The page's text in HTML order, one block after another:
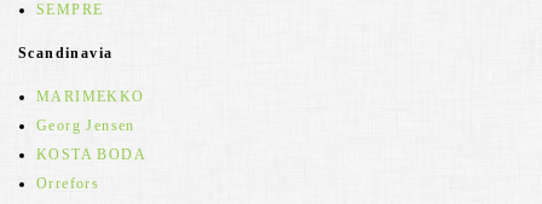
SEMPRE
Scandinavia
MARIMEKKO
Georg Jensen
KOSTA BODA
Orrefors